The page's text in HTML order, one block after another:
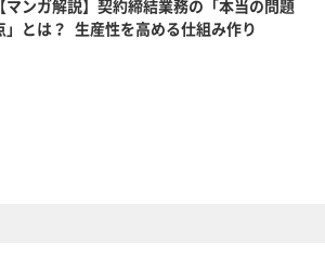
【マンガ解説】契約締結業務の「本当の問題
」とは？ 生産性を高める仕組み作り